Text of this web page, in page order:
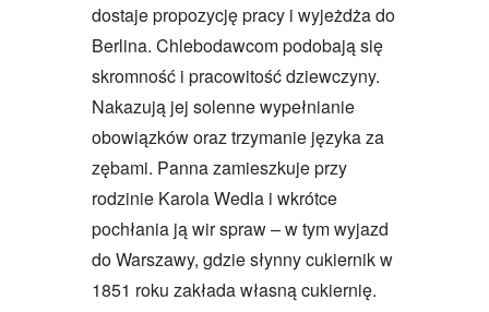
dostaje propozycję pracy i wyjeżdża do
Berlina. Chlebodawcom podobają się
skromność i pracowitość dziewczyny.
Nakazują jej solenne wypełnianie
obowiązków oraz trzymanie języka za
zębami. Panna zamieszkuje przy
rodzinie Karola Wedla i wkrótce
pochłania ją wir spraw – w tym wyjazd
do Warszawy, gdzie słynny cukiernik w
1851 roku zakłada własną cukiernię.